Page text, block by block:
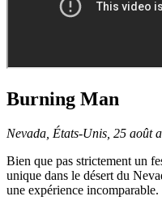
Burning Man
Nevada, États-Unis, 25 août
Bien que pas strictement un
unique dans le désert du
une expérience incomparable.